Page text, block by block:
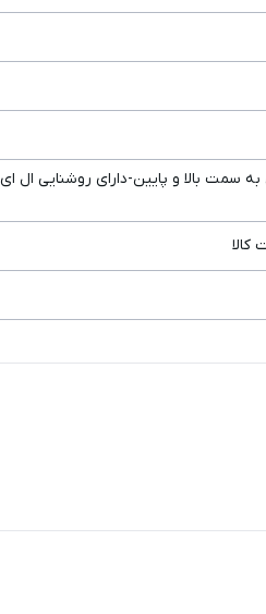
سمت بالا و پایین-دارای روشنایی ال ای